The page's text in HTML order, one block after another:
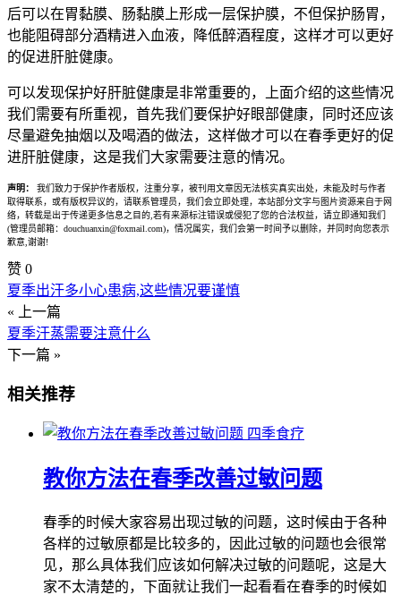
后可以在胃黏膜、肠黏膜上形成一层保护膜，不但保护肠胃，
也能阻碍部分酒精进入血液，降低醉酒程度，这样才可以更好
的促进肝脏健康。
可以发现保护好肝脏健康是非常重要的，上面介绍的这些情况
我们需要有所重视，首先我们要保护好眼部健康，同时还应该
尽量避免抽烟以及喝酒的做法，这样做才可以在春季更好的促
进肝脏健康，这是我们大家需要注意的情况。
声明：
我们致力于保护作者版权，注重分享，被刊用文章因无法核实真实出处，未能及时与作者
取得联系，或有版权异议的，请联系管理员，我们会立即处理，本站部分文字与图片资源来自于网
络，转载是出于传递更多信息之目的,若有来源标注错误或侵犯了您的合法权益，请立即通知我们
(管理员邮箱：douchuanxin@foxmail.com)，情况属实，我们会第一时间予以删除，并同时向您表示
歉意,谢谢!
赞 0
夏季出汗多小心患病,这些情况要谨慎
« 上一篇
夏季汗蒸需要注意什么
下一篇 »
相关推荐
四季食疗
教你方法在春季改善过敏问题
春季的时候大家容易出现过敏的问题，这时候由于各种
各样的过敏原都是比较多的，因此过敏的问题也会很常
见，那么具体我们应该如何解决过敏的问题呢，这是大
家不太清楚的，下面就让我们一起看看在春季的时候如